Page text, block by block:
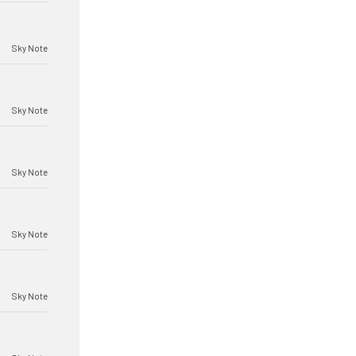
Sky Note
Sky Note
Sky Note
Sky Note
Sky Note